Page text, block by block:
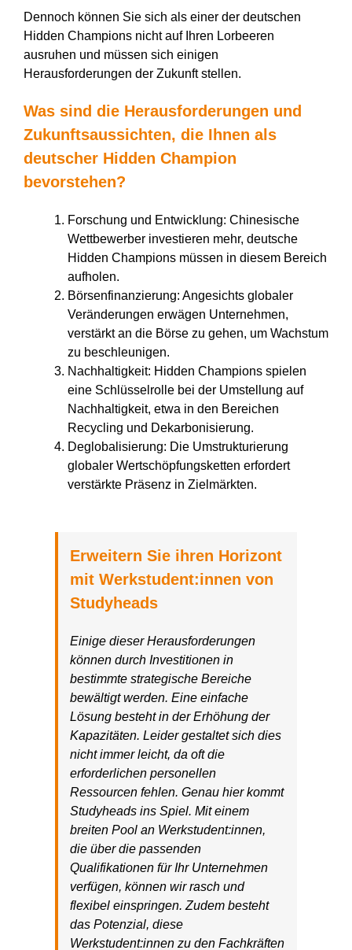
Dennoch können Sie sich als einer der deutschen
Hidden Champions nicht auf Ihren Lorbeeren
ausruhen und müssen sich einigen
Herausforderungen der Zukunft stellen.
Was sind die Herausforderungen und
Zukunftsaussichten, die Ihnen als
deutscher Hidden Champion
bevorstehen?
Forschung und Entwicklung: Chinesische
Wettbewerber investieren mehr, deutsche
Hidden Champions müssen in diesem Bereich
aufholen.
Börsenfinanzierung: Angesichts globaler
Veränderungen erwägen Unternehmen,
verstärkt an die Börse zu gehen, um Wachstum
zu beschleunigen.
Nachhaltigkeit: Hidden Champions spielen
eine Schlüsselrolle bei der Umstellung auf
Nachhaltigkeit, etwa in den Bereichen
Recycling und Dekarbonisierung.
Deglobalisierung: Die Umstrukturierung
globaler Wertschöpfungsketten erfordert
verstärkte Präsenz in Zielmärkten.
Erweitern Sie ihren Horizont
mit Werkstudent:innen von
Studyheads
Einige dieser Herausforderungen
können durch Investitionen in
bestimmte strategische Bereiche
bewältigt werden. Eine einfache
Lösung besteht in der Erhöhung der
Kapazitäten. Leider gestaltet sich dies
nicht immer leicht, da oft die
erforderlichen personellen
Ressourcen fehlen. Genau hier kommt
Studyheads ins Spiel. Mit einem
breiten Pool an Werkstudent:innen,
die über die passenden
Qualifikationen für Ihr Unternehmen
verfügen, können wir rasch und
flexibel einspringen. Zudem besteht
das Potenzial, diese
Werkstudent:innen zu den Fachkräften